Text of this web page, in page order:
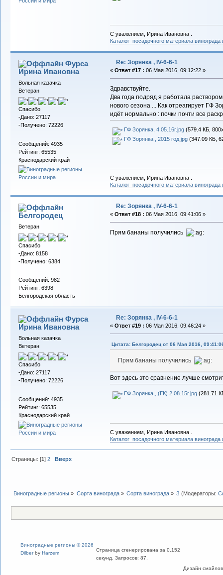
С уважением, Ирина Ивановна .
Каталог посадочного материала
Фурса
Ирина Ивановна
Вольная казачка
Ветеран
Спасибо
-Дано: 27117
-Получено: 72226
Сообщений: 4935
Рейтинг: 65535
Краснодарский край
Re: Зорянка , IV-6-6-1
« Ответ #17 : 06 Мая 2016, 09:12:22 »
Здравствуйте.
Два года подряд я работала
нового сезона ... Как отреагирует ГФ
идёт нормально : почки почти все
ГФ Зорянка, 4.05.16г.jpg(579.4 КБ,
ГФ Зорянка , 2015 год.jpg(347.09 КБ,
С уважением, Ирина Ивановна .
Каталог посадочного материала
Белгородец
Ветеран
Спасибо
-Дано: 8158
-Получено: 6384
Сообщений: 982
Рейтинг: 6398
Белгородская область
Re: Зорянка , IV-6-6-1
« Ответ #18 : 06 Мая 2016, 09:41:06 »
Прям бананы получились
Фурса
Ирина Ивановна
Вольная казачка
Ветеран
Спасибо
-Дано: 27117
-Получено: 72226
Сообщений: 4935
Рейтинг: 65535
Краснодарский край
Re: Зорянка , IV-6-6-1
« Ответ #19 : 06 Мая 2016, 09:46:24 »
Цитата: Белгородец от 06 Мая 2016,
Прям бананы получились
Вот здесь это сравнение лучше
ГФ Зорянка,,,(ГК) 2.08.15г.jpg(281.71
С уважением, Ирина Ивановна .
Каталог посадочного материала
Страницы: [1]2 Вверх
Виноградные регионы » Сорта винограда» Сорта винограда» З (Модераторы:
Дизайн
Виноградные регионы © 2026
Dilberby Harzem
Страница сгенерирована за 0.152
секунд. Запросов: 87.